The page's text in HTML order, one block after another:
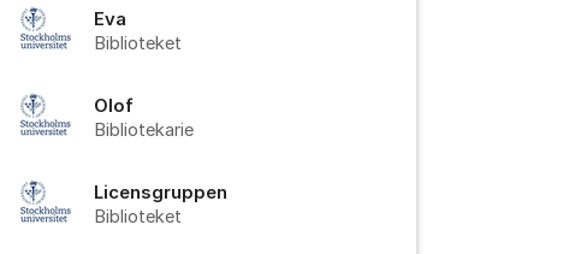
Eva
Biblioteket
Olof
Bibliotekarie
Licensgruppen
Biblioteket